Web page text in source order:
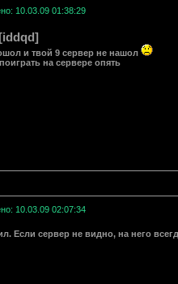
10.03.09 01:38:29
и твой 9 сервер не нашол
на сервере опять
10.03.09 02:07:34
Если сервер не видно, на него